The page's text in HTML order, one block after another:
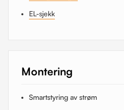
EL-sjekk
Montering
Smartstyring av strøm